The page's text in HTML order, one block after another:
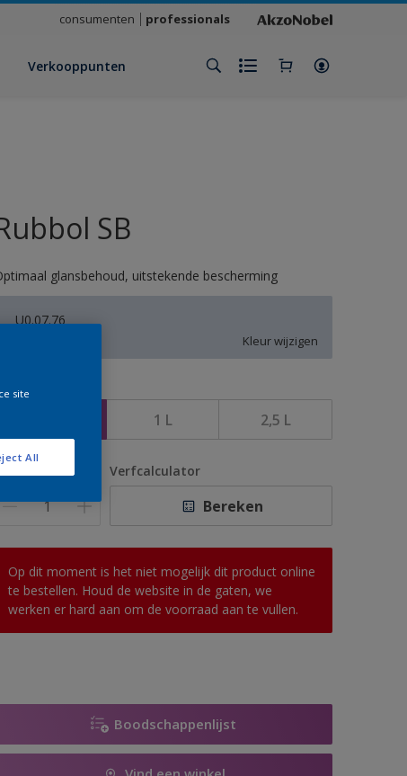
consumenten professionals
Verkooppunten
SB
glansbehoud, uitstekende bescherming
U0.07.76
Kleur wijzigen
1 L 2,5 L
Verfcalculator
Bereken
Op dit moment is het niet mogelijk dit product online
te bestellen. Houd de website in de gaten, we
werken er hard aan om de voorraad aan te vullen.
Boodschappenlijst
site
All